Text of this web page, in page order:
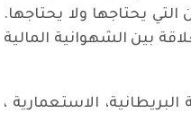
يحتاجها ولا يحتاجها.
بين الشهوانية المالية
مع الشخصية البريطانية، الاستعمارية ،